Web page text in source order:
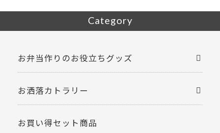
Category
お弁当作りのお役立ちグッズ
お洒落カトラリー
お買い得セット商品